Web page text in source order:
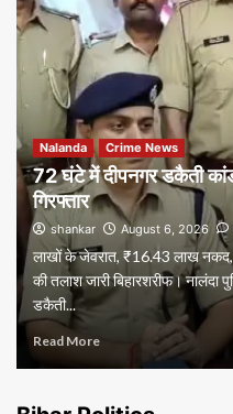
Nalanda Crime News
72 घंटे में दीपनगर डकैती
गिरफ्तार
shankar August 6, 2026
लाखों के जेवरात, ₹16.43 लाख नकद,
की तलाश जारी बिहारशरीफ। नालंदा
डकैती...
Read More